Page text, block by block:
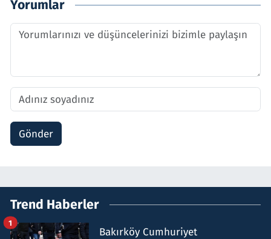
Yorumlar
Gönder
Trend Haberler
Bakırköy Cumhuriyet
1